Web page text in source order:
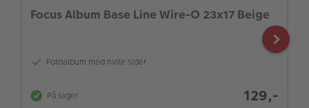
Focus Album Base Line Wire-O 23x17 Beige
Fotoalbum med hvite sider
På lager 129,-